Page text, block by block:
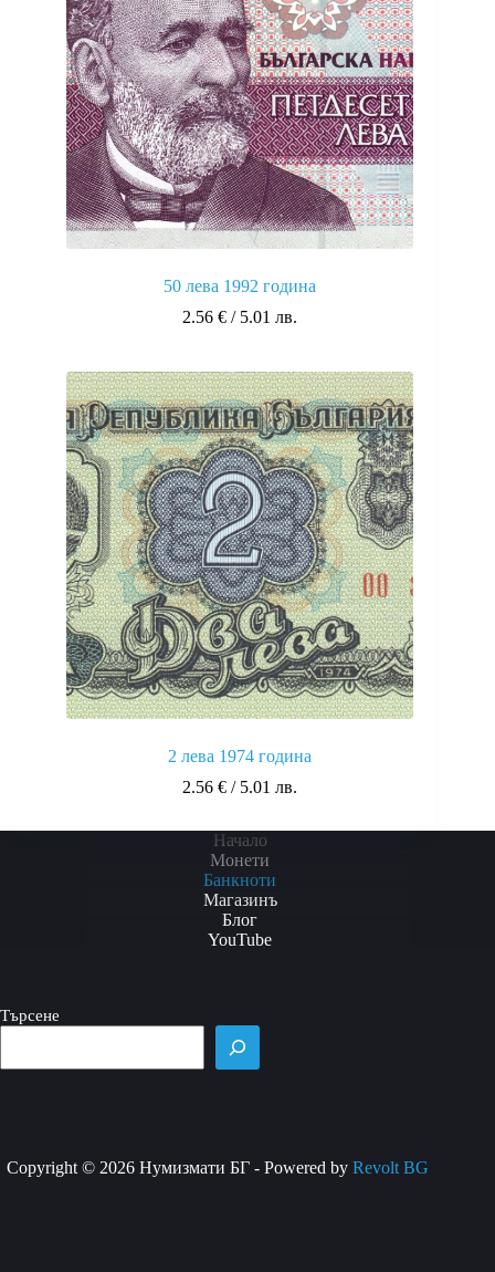
50 лева 1992 година
2.56€ / 5.01 лв.
2 лева 1974 година
2.56€ / 5.01 лв.
Начало
Монети
Банкноти
Магазинъ
Блог
YouTube
Търсене
Copyright © 2026 Нумизмати БГ - Powered byRevolt BG